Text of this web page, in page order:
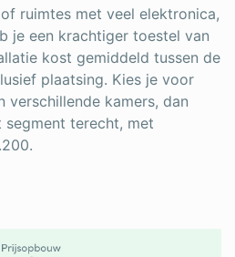
ruimtes met veel elektronica,
je een krachtiger toestel van
kost gemiddeld tussen de
plaatsing. Kies je voor
verschillende kamers, dan
terecht, met